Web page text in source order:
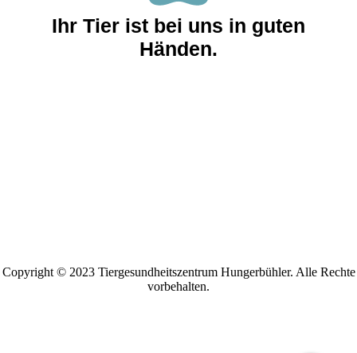
Ihr Tier ist bei uns in guten
Händen.
Copyright © 2023 Tiergesundheitszentrum Hungerbühler. Alle Rechte
vorbehalten.